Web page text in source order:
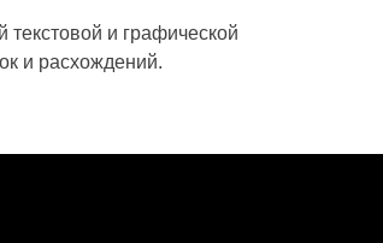
и графической
и расхождений.